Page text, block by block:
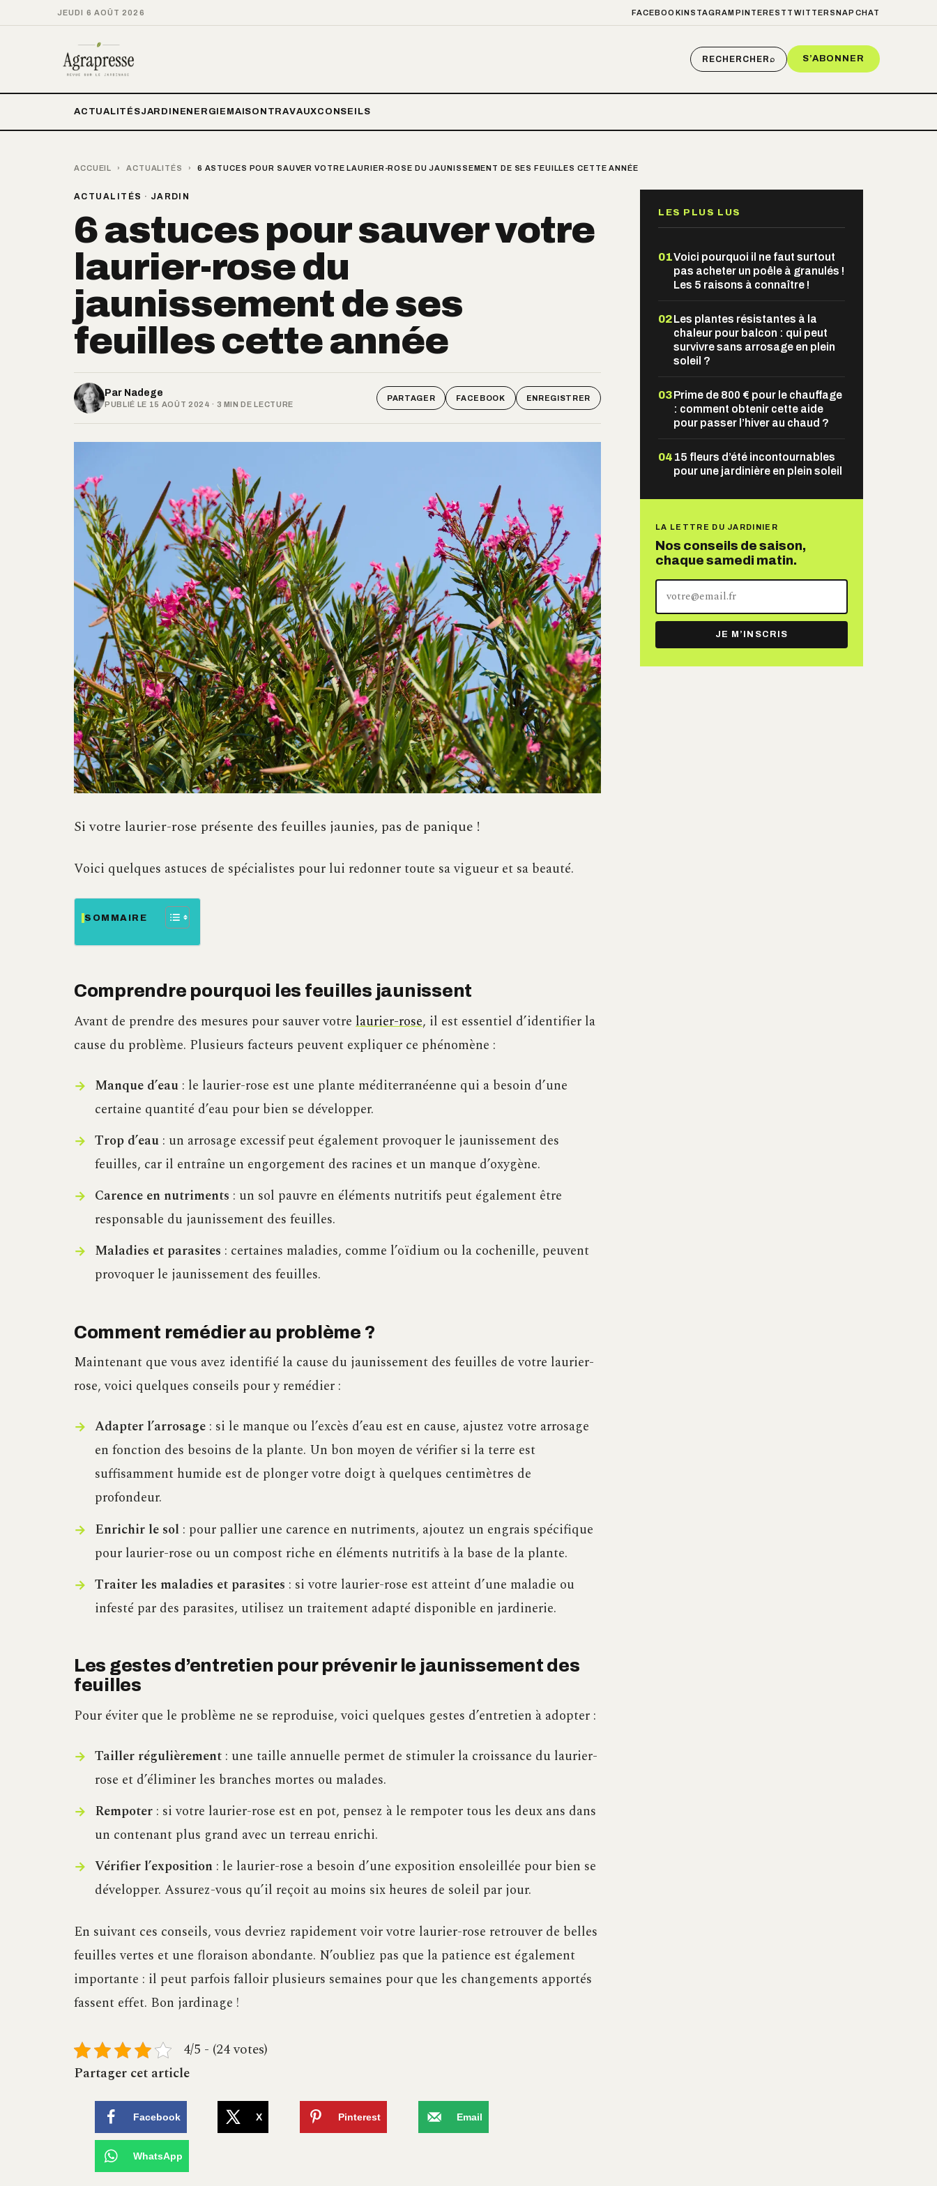
JEUDI 6 AOÛT 2026 FACEBOOKINSTAGRAM PINTEREST TWITTER SNAPCHAT
RECHERCHER⌕ S’ABONNER
ACTUALITÉSJARDIN ENERGIE MAISON TRAVAUXCONSEILS
ACCUEIL › ACTUALITÉS › 6 ASTUCES POUR SAUVER VOTRE LAURIER-ROSE DU JAUNISSEMENT DE SES FEUILLES CETTE ANNÉE
ACTUALITÉS · JARDIN
6 astuces pour sauver votre
laurier-rose du
jaunissement de ses
feuilles cette année
Par Nadege
PUBLIÉ LE 15 AOÛT 2024 · 3 MIN DE LECTURE
PARTAGER FACEBOOK ENREGISTRER
Si votre laurier-rose présente des feuilles jaunies, pas de panique !
Voici quelques astuces de spécialistes pour lui redonner toute sa vigueur et sa beauté.
SOMMAIRE
Comprendre pourquoi les feuilles jaunissent
Avant de prendre des mesures pour sauver votre laurier-rose, il est essentiel d’identifier la
cause du problème. Plusieurs facteurs peuvent expliquer ce phénomène :
Manque d’eau: le laurier-rose est une plante méditerranéenne qui a besoin d’une
certaine quantité d’eau pour bien se développer.
Trop d’eau: un arrosage excessif peut également provoquer le jaunissement des
feuilles, car il entraîne un engorgement des racines et un manque d’oxygène.
Carence en nutriments : un sol pauvre en éléments nutritifs peut également être
responsable du jaunissement des feuilles.
Maladies et parasites : certaines maladies, comme l’oïdium ou la cochenille, peuvent
provoquer le jaunissement des feuilles.
Comment remédier au problème ?
Maintenant que vous avez identifié la cause du jaunissement des feuilles de votre laurier-
rose, voici quelques conseils pour y remédier :
Adapter l’arrosage: si le manque ou l’excès d’eau est en cause, ajustez votre arrosage
en fonction des besoins de la plante. Un bon moyen de vérifier si la terre est
suffisamment humide est de plonger votre doigt à quelques centimètres de
profondeur.
Enrichir le sol: pour pallier une carence en nutriments, ajoutez un engrais spécifique
pour laurier-rose ou un compost riche en éléments nutritifs à la base de la plante.
Traiter les maladies et parasites : si votre laurier-rose est atteint d’une maladie ou
infesté par des parasites, utilisez un traitement adapté disponible en jardinerie.
Les gestes d’entretien pour prévenir le jaunissement des
feuilles
Pour éviter que le problème ne se reproduise, voici quelques gestes d’entretien à adopter :
Tailler régulièrement: une taille annuelle permet de stimuler la croissance du laurier-
rose et d’éliminer les branches mortes ou malades.
Rempoter: si votre laurier-rose est en pot, pensez à le rempoter tous les deux ans dans
un contenant plus grand avec un terreau enrichi.
Vérifier l’exposition: le laurier-rose a besoin d’une exposition ensoleillée pour bien se
développer. Assurez-vous qu’il reçoit au moins six heures de soleil par jour.
En suivant ces conseils, vous devriez rapidement voir votre laurier-rose retrouver de belles
feuilles vertes et une floraison abondante. N’oubliez pas que la patience est également
importante : il peut parfois falloir plusieurs semaines pour que les changements apportés
fassent effet. Bon jardinage !
4/5 - (24 votes)
Partager cet article
Facebook X Pinterest Email
WhatsApp
LES PLUS LUS
01Voici pourquoi il ne faut surtout
pas acheter un poêle à granulés !
Les 5 raisons à connaître !
02Les plantes résistantes à la
chaleur pour balcon : qui peut
survivre sans arrosage en plein
soleil ?
03Prime de 800 € pour le chauffage
: comment obtenir cette aide
pour passer l’hiver au chaud ?
04 15 fleurs d’été incontournables
pour une jardinière en plein soleil
LA LETTRE DU JARDINIER
Nos conseils de saison,
chaque samedi matin.
adresse
mail
JE M’INSCRIS